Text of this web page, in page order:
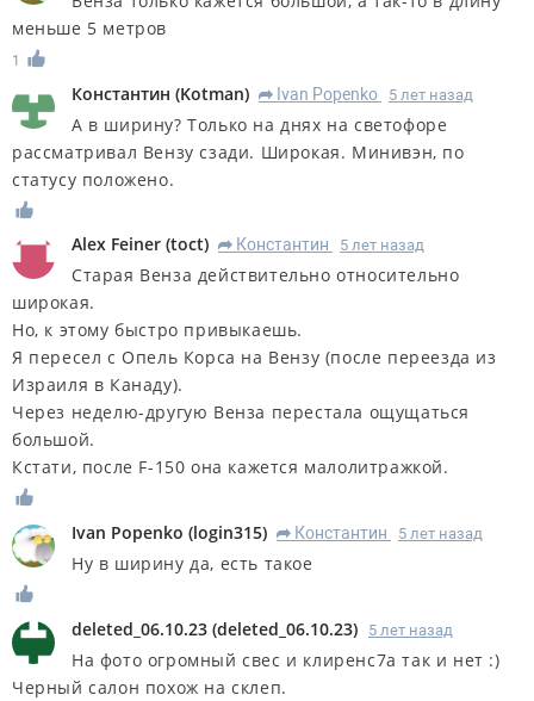
меньше 5 метров
1
Константин (Kotman) R Ivan Popenko 5 лет назад
А в ширину? Только на днях на светофоре
рассматривал Вензу сзади. Широкая. Минивэн, по
статусу положено.
Alex Feiner (toct) R Константин 5 лет назад
Старая Венза действительно относительно
широкая.
Но, к этому быстро привыкаешь.
Я пересел с Опель Корса на Вензу (после переезда из
Израиля в Канаду).
Через неделю-другую Венза перестала ощущаться
большой.
Кстати, после F-150 она кажется малолитражкой.
Ivan Popenko (login315) R Константин 5 лет назад
Ну в ширину да, есть такое
deleted_06.10.23 (deleted_06.10.23) 5 лет назад
На фото огромный свес и клиренс7а так и нет :)
Черный салон похож на склеп.